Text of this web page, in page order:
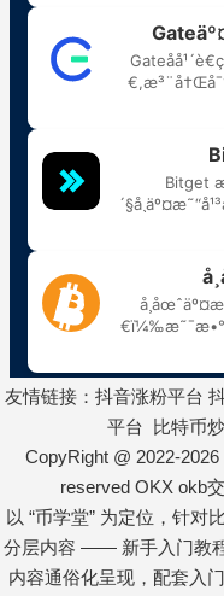
友情链接： 抖音涨粉平台
平台
比特币
CopyRight @ 2022-
reserved OKX okb
以 “币学堂” 为定位，针对
分层内容 —— 新手入门教
内容通俗化呈现，配套入